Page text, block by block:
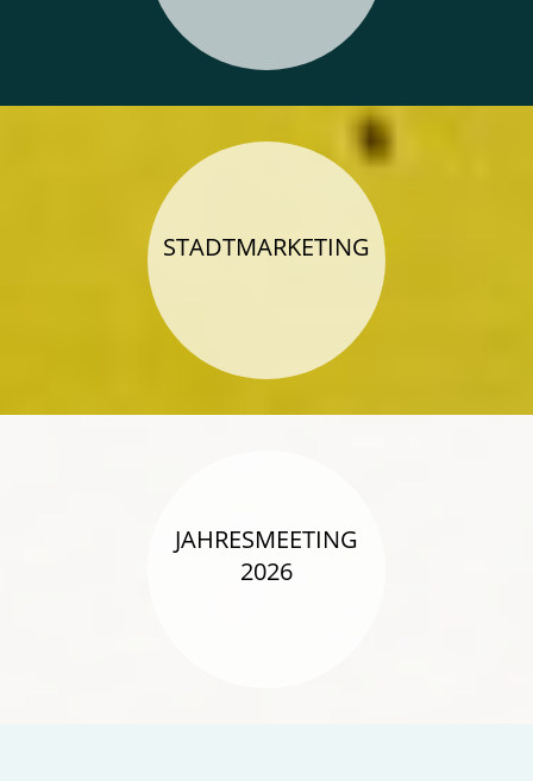
STADTMARKETING
https://gstoo.de/
JAHRESMEETING
2026https://app.guestoo.de/public/